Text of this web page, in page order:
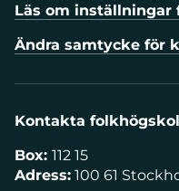
Läs om inställningar
Ändra samtycke för
Kontakta
Box: 112 15
Adress: 100 61